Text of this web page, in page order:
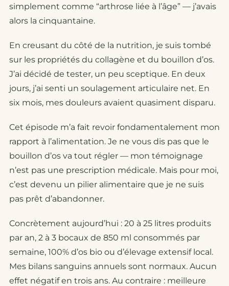
simplement comme “arthrose liée à l’âge” — j’avais
alors la cinquantaine.
En creusant du côté de la nutrition, je suis tombé
sur les propriétés du collagène et du bouillon d’os.
J’ai décidé de tester, un peu sceptique. En deux
jours, j’ai senti un soulagement articulaire net. En
six mois, mes douleurs avaient quasiment disparu.
Cet épisode m’a fait revoir fondamentalement mon
rapport à l’alimentation. Je ne vous dis pas que le
bouillon d’os va tout régler — mon témoignage
n’est pas une prescription médicale. Mais pour moi,
c’est devenu un pilier alimentaire que je ne suis
pas prêt d’abandonner.
Concrètement aujourd’hui : 20 à 25 litres produits
par an, 2 à 3 bocaux de 850 ml consommés par
semaine, 100% d’os bio ou d’élevage extensif local.
Mes bilans sanguins annuels sont normaux. Aucun
effet négatif en trois ans. Au contraire : meilleure